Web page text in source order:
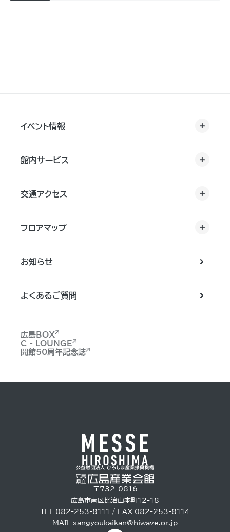
イベント情報
館内サービス
交通アクセス
フロアマップ
お知らせ
よくあるご質問
広島BOX
C - LOUNGE
開館50周年記念誌
〒732-0816
広島市南区比治山本町12-18
TEL 082-253-8111 / FAX 082-253-8114
MAIL sangyoukaikan@hiwave.or.jp